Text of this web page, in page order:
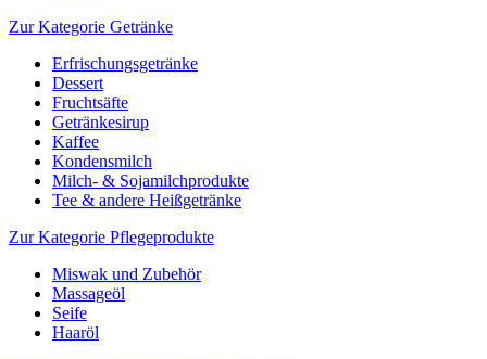
Zur Kategorie Getränke
Erfrischungsgetränke
Dessert
Fruchtsäfte
Getränkesirup
Kaffee
Kondensmilch
Milch- & Sojamilchprodukte
Tee & andere Heißgetränke
Zur Kategorie Pflegeprodukte
Miswak und Zubehör
Massageöl
Seife
Haaröl